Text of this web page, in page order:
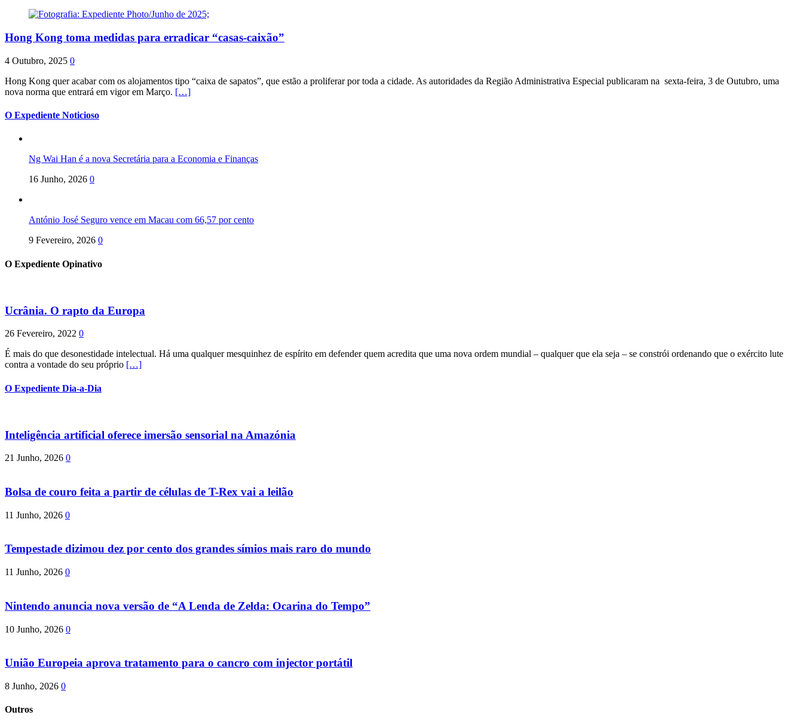
Hong Kong toma medidas para erradicar “casas-caixão”
4 Outubro, 2025 0
Hong Kong quer acabar com os alojamentos tipo “caixa de sapatos”, que estão a proliferar por toda a cidade. As autoridades da Região Administrativa Especial publicaram na sexta-feira, 3 de Outubro, uma
nova norma que entrará em vigor em Março. […]
O Expediente Noticioso
Ng Wai Han é a nova Secretária para a Economia e Finanças
16 Junho, 2026 0
António José Seguro vence em Macau com 66,57 por cento
9 Fevereiro, 2026 0
O Expediente Opinativo
Ucrânia. O rapto da Europa
26 Fevereiro, 2022 0
É mais do que desonestidade intelectual. Há uma qualquer mesquinhez de espírito em defender quem acredita que uma nova ordem mundial – qualquer que ela seja – se constrói ordenando que o exército lute
contra a vontade do seu próprio […]
O Expediente Dia-a-Dia
Inteligência artificial oferece imersão sensorial na Amazónia
21 Junho, 2026 0
Bolsa de couro feita a partir de células de T-Rex vai a leilão
11 Junho, 2026 0
Tempestade dizimou dez por cento dos grandes símios mais raro do mundo
11 Junho, 2026 0
Nintendo anuncia nova versão de “A Lenda de Zelda: Ocarina do Tempo”
10 Junho, 2026 0
União Europeia aprova tratamento para o cancro com injector portátil
8 Junho, 2026 0
Outros